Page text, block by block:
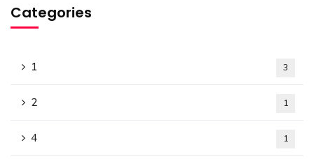
Categories
1 3
2 1
4 1